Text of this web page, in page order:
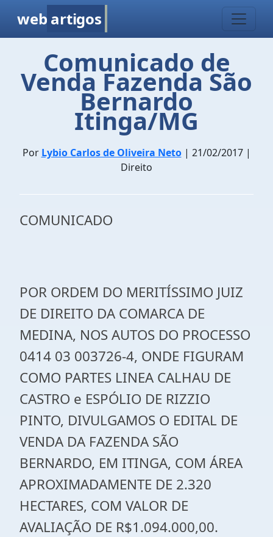
web artigos
Comunicado de
Venda Fazenda São
Bernardo
Itinga/MG
Por Lybio Carlos de Oliveira Neto| 21/02/2017 |
Direito
COMUNICADO
POR ORDEM DO MERITÍSSIMO JUIZ
DE DIREITO DA COMARCA DE
MEDINA, NOS AUTOS DO PROCESSO
0414 03 003726-4, ONDE FIGURAM
COMO PARTES LINEA CALHAU DE
CASTRO e ESPÓLIO DE RIZZIO
PINTO, DIVULGAMOS O EDITAL DE
VENDA DA FAZENDA SÃO
BERNARDO, EM ITINGA, COM ÁREA
APROXIMADAMENTE DE 2.320
HECTARES, COM VALOR DE
AVALIAÇÃO DE R$1.094.000,00.